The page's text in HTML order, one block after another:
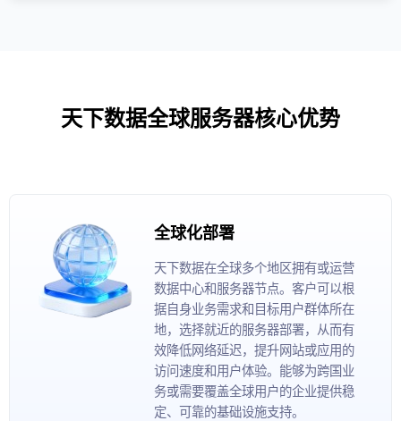
天下数据全球服务器核心优势
全球化部署
天下数据在全球多个地区拥有或运营
数据中心和服务器节点。客户可以根
据自身业务需求和目标用户群体所在
地，选择就近的服务器部署，从而有
效降低网络延迟，提升网站或应用的
访问速度和用户体验。能够为跨国业
务或需要覆盖全球用户的企业提供稳
定、可靠的基础设施支持。